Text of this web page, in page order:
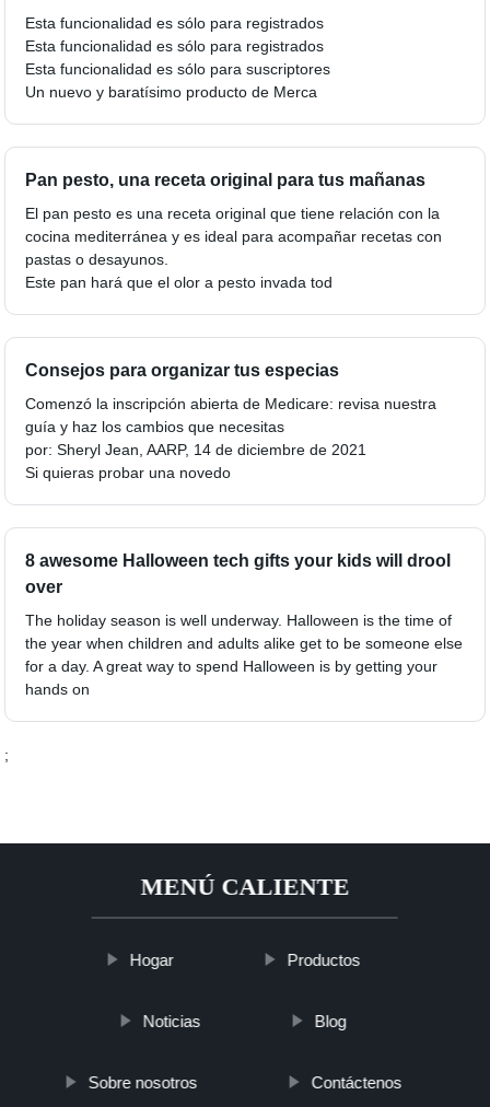
Esta funcionalidad es sólo para registrados
Esta funcionalidad es sólo para registrados
Esta funcionalidad es sólo para suscriptores
Un nuevo y baratísimo producto de Merca
Pan pesto, una receta original para tus mañanas
El pan pesto es una receta original que tiene relación con la
cocina mediterránea y es ideal para acompañar recetas con
pastas o desayunos.
Este pan hará que el olor a pesto invada tod
Consejos para organizar tus especias
Comenzó la inscripción abierta de Medicare: revisa nuestra
guía y haz los cambios que necesitas
por: Sheryl Jean, AARP, 14 de diciembre de 2021
Si quieras probar una novedo
8 awesome Halloween tech gifts your kids will drool
over
The holiday season is well underway. Halloween is the time of
the year when children and adults alike get to be someone else
for a day. A great way to spend Halloween is by getting your
hands on
;
MENÚ CALIENTE
Hogar Productos
Noticias Blog
Sobre nosotros Contáctenos